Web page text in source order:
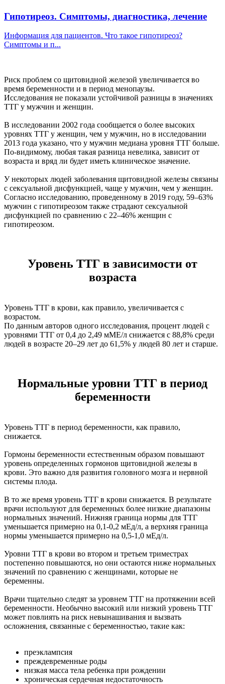
Гипотиреоз. Симптомы, диагностика, лечение
Информация для пациентов. Что такое гипотиреоз?
Симптомы и п...
Риск проблем со щитовидной железой увеличивается во
время беременности и в период менопаузы.
Исследования не показали устойчивой разницы в значениях
ТТГ у мужчин и женщин.
В исследовании 2002 года сообщается о более высоких
уровнях ТТГ у женщин, чем у мужчин, но в исследовании
2013 года указано, что у мужчин медиана уровня ТТГ больше.
По-видимому, любая такая разница невелика, зависит от
возраста и вряд ли будет иметь клиническое значение.
У некоторых людей заболевания щитовидной железы связаны
с сексуальной дисфункцией, чаще у мужчин, чем у женщин.
Согласно исследованию, проведенному в 2019 году, 59–63%
мужчин с гипотиреозом также страдают сексуальной
дисфункцией по сравнению с 22–46% женщин с
гипотиреозом.
Уровень ТТГ в зависимости от
возраста
Уровень ТТГ в крови, как правило, увеличивается с
возрастом.
По данным авторов одного исследования, процент людей с
уровнями ТТГ от 0,4 до 2,49 мМЕ/л снижается с 88,8% среди
людей в возрасте 20–29 лет до 61,5% у людей 80 лет и старше.
Нормальные уровни ТТГ в период
беременности
Уровень ТТГ в период беременности, как правило,
снижается.
Гормоны беременности естественным образом повышают
уровень определенных гормонов щитовидной железы в
крови. Это важно для развития головного мозга и нервной
системы плода.
В то же время уровень ТТГ в крови снижается. В результате
врачи используют для беременных более низкие диапазоны
нормальных значений. Нижняя граница нормы для ТТГ
уменьшается примерно на 0,1-0,2 мЕд/л, а верхняя граница
нормы уменьшается примерно на 0,5-1,0 мЕд/л.
Уровни ТТГ в крови во втором и третьем триместрах
постепенно повышаются, но они остаются ниже нормальных
значений по сравнению с женщинами, которые не
беременны.
Врачи тщательно следят за уровнем ТТГ на протяжении всей
беременности. Необычно высокий или низкий уровень ТТГ
может повлиять на риск невынашивания и вызвать
осложнения, связанные с беременностью, такие как:
преэклампсия
преждевременные роды
низкая масса тела ребенка при рождении
хроническая сердечная недостаточность